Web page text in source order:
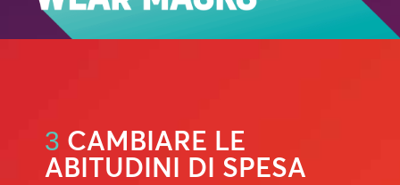
3 CAMBIARE LE
ABITUDINI DI SPESA